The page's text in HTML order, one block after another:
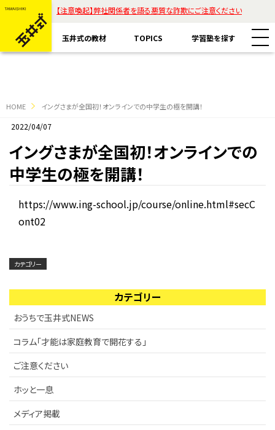
【注意喚起】弊社関係者を語る悪質な詐欺にご注意ください
玉井式の教材 TOPICS 学習塾を探す
玉井式国語的算数教室
玉井式国語的理科教室
KIWAMI AAA+ 図形の極
KIWAMI AAA+ 数の極
KIWAMI AAA+ 中学生の 図形の極
玉井式の挑戦
代表挨拶
ご注意ください
ホッと一息
メディア掲載
全国の玉井式
HOME イングさまが全国初！オンラインでの中学生の極を開講！
2022/04/07
イングさまが全国初！オンラインでの
中学生の極を開講！
https://www.ing-school.jp/course/online.html#secC
ont02
カテゴリー
カテゴリー
おうちで玉井式NEWS
コラム「才能は家庭教育で開花する」
ご注意ください
ホッと一息
メディア掲載